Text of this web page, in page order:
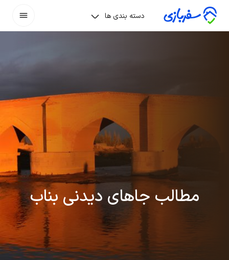
دسته بندی ها
مطالب جاهای دیدنی بناب